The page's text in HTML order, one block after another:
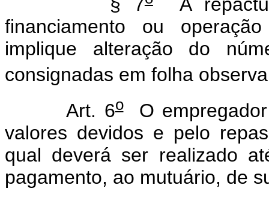
financiamento ou
implique alteração do
consignadas em folha
Art. 6oO empregador
valores devidos e pelo
qual deverá ser realizado
pagamento, ao mutuário, de